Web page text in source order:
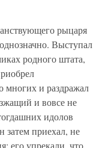
рыцаря
Выступал
родного штата,
многих и раздражал
и вовсе не
идолов
приехал, не
его упрекали, что